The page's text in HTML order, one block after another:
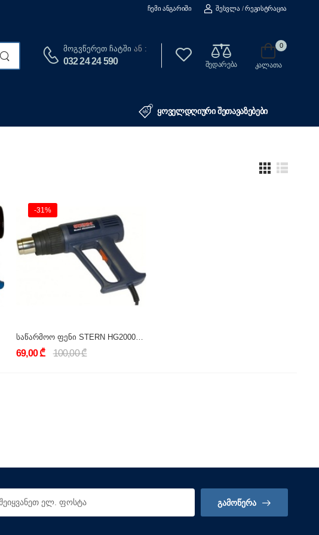
Ჩემი Ანგარიში Შესვლა / Რეგისტრაცია
Მოგვწერეთ Ჩატში ან :
032 24 24 590 შედარება
0
კალათა
ყოველდღიური შეთავაზებები
-31%
69,00 ₾ 100,00 ₾
ᲒᲐᲛᲝᲬᲔᲠᲐ